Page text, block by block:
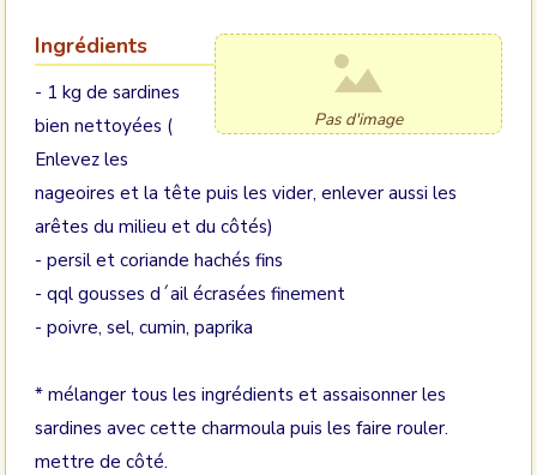
Pas d'image
Ingrédients
- 1 kg de sardines
bien nettoyées (
Enlevez les
nageoires et la tête puis les vider, enlever aussi les
arêtes du milieu et du côtés)
- persil et coriande hachés fins
- qql gousses d´ail écrasées finement
- poivre, sel, cumin, paprika
* mélanger tous les ingrédients et assaisonner les
sardines avec cette charmoula puis les faire rouler.
mettre de côté.